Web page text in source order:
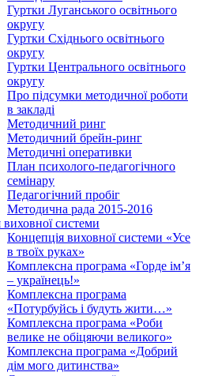
Гуртки Луганського освітнього
округу
Гуртки Східнього освітнього
округу
Гуртки Центрального освітнього
округу
Про підсумки методичної роботи
в закладі
Методичний ринг
Методичний брейн-ринг
Методичні оперативки
План психолого-педагогічного
семінару
Педагогічний пробіг
Методична рада 2015-2016
системи
Концепція виховної системи «Усе
в твоїх руках»
Комплексна програма «Горде ім’я
– українець!»
Комплексна програма
«Потурбуйсь і будуть жити…»
Комплексна програма «Роби
велике не обіцяючи великого»
Комплексна програма «Добрий
дім мого дитинства»